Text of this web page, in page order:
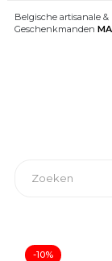
Belgische artisanale
Geschenkmanden
-10%